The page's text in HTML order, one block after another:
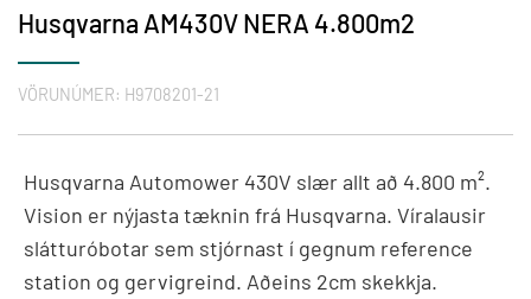
Husqvarna AM430V NERA 4.800m2
VÖRUNÚMER: H9708201-21
Husqvarna Automower 430V slær allt að 4.800 m².
Vision er nýjasta tæknin frá Husqvarna. Víralausir
slátturóbotar sem stjórnast í gegnum reference
station og gervigreind. Aðeins 2cm skekkja.